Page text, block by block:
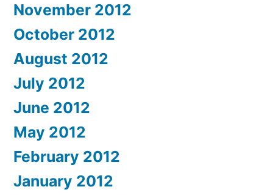
November 2012
October 2012
August 2012
July 2012
June 2012
May 2012
February 2012
January 2012